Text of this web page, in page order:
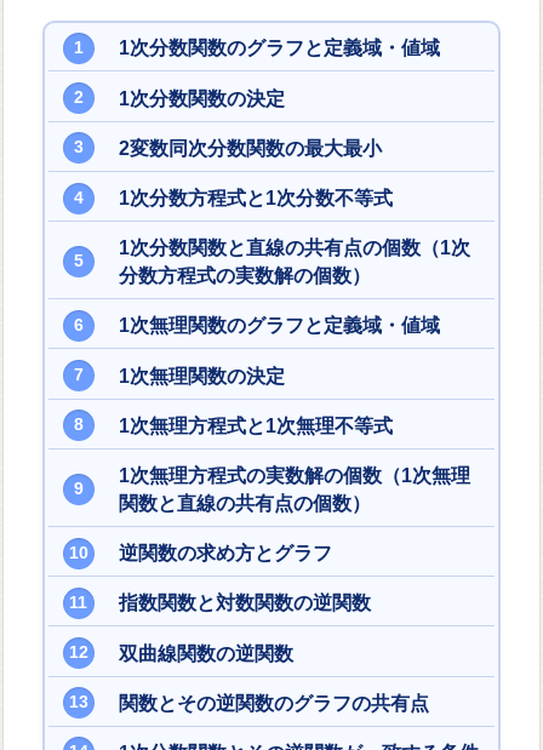
1次分数関数のグラフと定義域・値域
1次分数関数の決定
2変数同次分数関数の最大最小
1次分数方程式と1次分数不等式
1次分数関数と直線の共有点の個数（1次
分数方程式の実数解の個数）
1次無理関数のグラフと定義域・値域
1次無理関数の決定
1次無理方程式と1次無理不等式
1次無理方程式の実数解の個数（1次無理
関数と直線の共有点の個数）
逆関数の求め方とグラフ
指数関数と対数関数の逆関数
双曲線関数の逆関数
関数とその逆関数のグラフの共有点